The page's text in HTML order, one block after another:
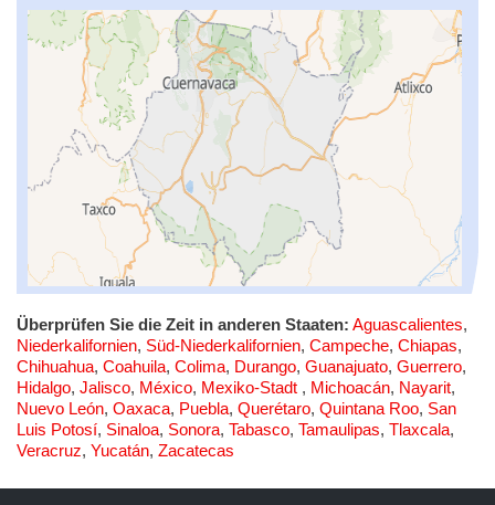
Überprüfen Sie die Zeit in anderen Staaten: Aguascalientes,
Niederkalifornien, Süd-Niederkalifornien, Campeche, Chiapas,
Chihuahua, Coahuila, Colima, Durango, Guanajuato, Guerrero,
Hidalgo, Jalisco, México, Mexiko-Stadt , Michoacán, Nayarit,
Nuevo León, Oaxaca, Puebla, Querétaro, Quintana Roo, San
Luis Potosí, Sinaloa, Sonora, Tabasco, Tamaulipas, Tlaxcala,
Veracruz, Yucatán, Zacatecas